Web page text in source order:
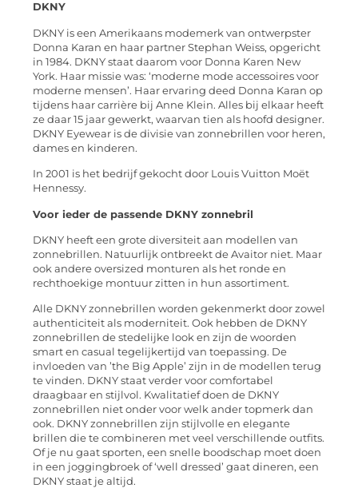
DKNY
DKNY is een Amerikaans modemerk van ontwerpster
Donna Karan en haar partner Stephan Weiss, opgericht
in 1984. DKNY staat daarom voor Donna Karen New
York. Haar missie was: ‘moderne mode accessoires voor
moderne mensen’. Haar ervaring deed Donna Karan op
tijdens haar carrière bij Anne Klein. Alles bij elkaar heeft
ze daar 15 jaar gewerkt, waarvan tien als hoofd designer.
DKNY Eyewear is de divisie van zonnebrillen voor heren,
dames en kinderen.
In 2001 is het bedrijf gekocht door Louis Vuitton Moët
Hennessy.
Voor ieder de passende DKNY zonnebril
DKNY heeft een grote diversiteit aan modellen van
zonnebrillen. Natuurlijk ontbreekt de Avaitor niet. Maar
ook andere oversized monturen als het ronde en
rechthoekige montuur zitten in hun assortiment.
Alle DKNY zonnebrillen worden gekenmerkt door zowel
authenticiteit als moderniteit. Ook hebben de DKNY
zonnebrillen de stedelijke look en zijn de woorden
smart en casual tegelijkertijd van toepassing. De
invloeden van ’the Big Apple’ zijn in de modellen terug
te vinden. DKNY staat verder voor comfortabel
draagbaar en stijlvol. Kwalitatief doen de DKNY
zonnebrillen niet onder voor welk ander topmerk dan
ook. DKNY zonnebrillen zijn stijlvolle en elegante
brillen die te combineren met veel verschillende outfits.
Of je nu gaat sporten, een snelle boodschap moet doen
in een joggingbroek of ‘well dressed’ gaat dineren, een
DKNY staat je altijd.